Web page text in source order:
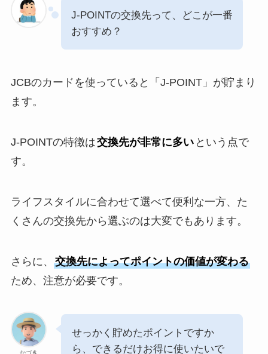
J-POINTの交換先って、どこが一番
おすすめ？
JCBのカードを使っていると「J-POINT」が貯まり
ます。
J-POINTの特徴は交換先が非常に多い という点で
す。
ライフスタイルに合わせて選べて便利な一方、た
くさんの交換先から選ぶのは大変でもあります。
さらに、 交換先によってポイントの価値が変わる
ため、注意が必要です。
かづき
せっかく貯めたポイントですか
ら、できるだけお得に使いたいで